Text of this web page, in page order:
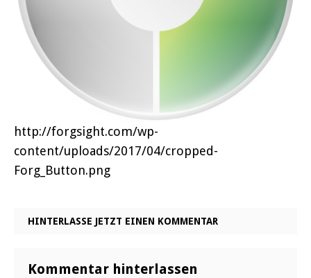
http://forgsight.com/wp-
content/uploads/2017/04/cropped-
Forg_Button.png
HINTERLASSE JETZT EINEN KOMMENTAR
Kommentar hinterlassen